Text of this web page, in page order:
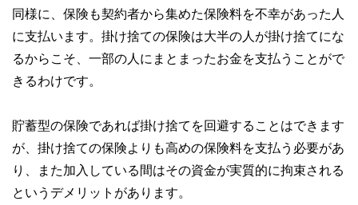
同様に、保険も契約者から集めた保険料を不幸があった人
に支払います。掛け捨ての保険は大半の人が掛け捨てにな
るからこそ、一部の人にまとまったお金を支払うことがで
きるわけです。
貯蓄型の保険であれば掛け捨てを回避することはできます
が、掛け捨ての保険よりも高めの保険料を支払う必要があ
り、また加入している間はその資金が実質的に拘束される
というデメリットがあります。